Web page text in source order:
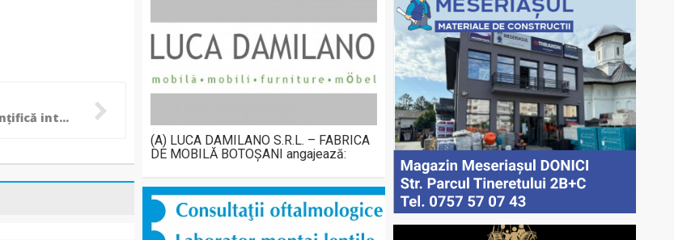
Manifestare științifică internațională dedicată sectorului ovin și caprin, organizată la Botoșani!
(A) LUCA DAMILANO S.R.L. – FABRICA
DE MOBILĂ BOTOȘANI angajează: